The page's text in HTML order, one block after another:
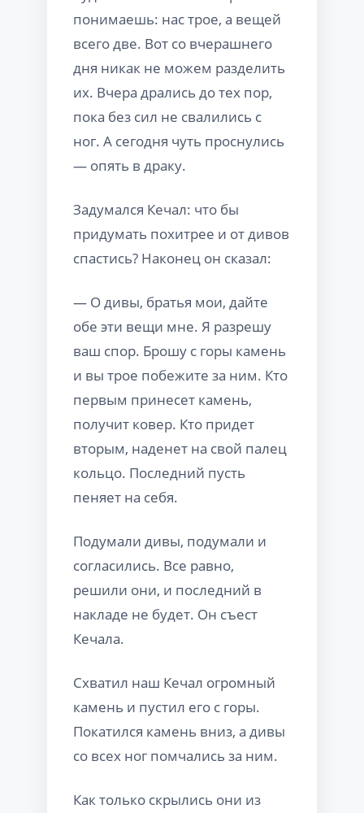
понимаешь: нас трое, а вещей
всего две. Вот со вчерашнего
дня никак не можем разделить
их. Вчера дрались до тех пор,
пока без сил не свалились с
ног. А сегодня чуть проснулись
— опять в драку.
Задумался Кечал: что бы
придумать похитрее и от дивов
спастись? Наконец он сказал:
— О дивы, братья мои, дайте
обе эти вещи мне. Я разрешу
ваш спор. Брошу с горы камень
и вы трое побежите за ним. Кто
первым принесет камень,
получит ковер. Кто придет
вторым, наденет на свой палец
кольцо. Последний пусть
пеняет на себя.
Подумали дивы, подумали и
согласились. Все равно,
решили они, и последний в
накладе не будет. Он съест
Кечала.
Схватил наш Кечал огромный
камень и пустил его с горы.
Покатился камень вниз, а дивы
со всех ног помчались за ним.
Как только скрылись они из